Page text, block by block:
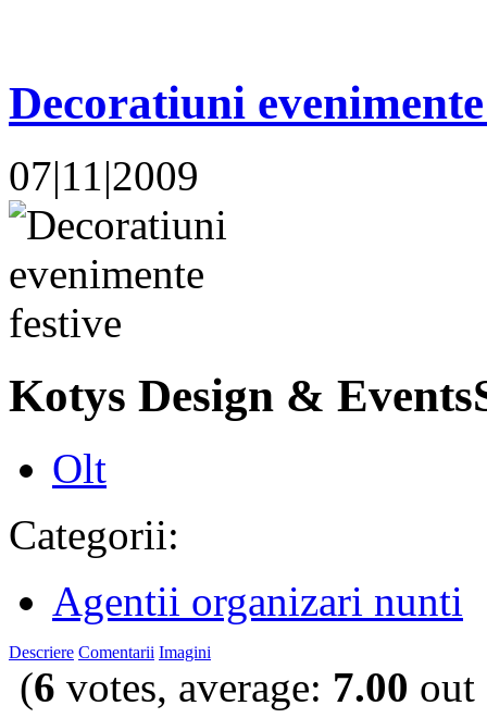
Decoratiuni
07|11|2009
Kotys Design &
Olt
Categorii:
Agentii organizari nunti
Descriere Comentarii Imagini
(6 votes, average: 7.00 out